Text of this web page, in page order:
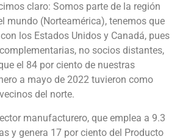
claro: Somos parte de la región
mundo (Norteamérica), tenemos que
los Estados Unidos y Canadá, pues
no socios distantes,
el 84 por ciento de nuestras
a mayo de 2022 tuvieron como
del norte.
manufacturero, que emplea a 9.3
y genera 17 por ciento del Producto